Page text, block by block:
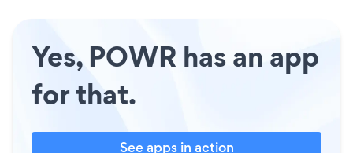
Yes, POWR has an app
for that.
See apps in action